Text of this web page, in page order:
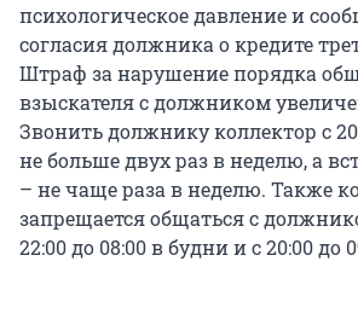
психологическое давление и
согласия должника о кредите
Штраф за нарушение порядка
взыскателя с должником
Звонить должнику коллектор с
не больше двух раз в неделю, а
– не чаще раза в неделю. Также
запрещается общаться с
22:00 до 08:00 в будни и с 20:00 до